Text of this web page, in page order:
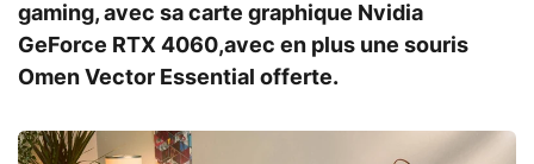
gaming, avec sa carte graphique Nvidia
GeForce RTX 4060,avec en plus une souris
Omen Vector Essential offerte.